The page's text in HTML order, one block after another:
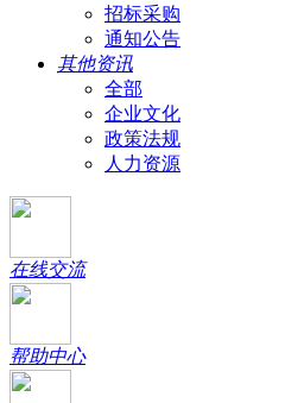
招标采购
通知公告
其他资讯
全部
企业文化
政策法规
人力资源
在线交流
帮助中心